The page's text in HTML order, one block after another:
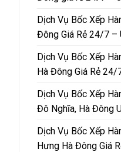
Dịch Vụ Bốc Xếp
Đông Giá Rẻ 24/7 –
Dịch Vụ Bốc Xếp
Hà Đông Giá Rẻ 24/
Dịch Vụ Bốc Xếp
Đô Nghĩa, Hà Đông
Dịch Vụ Bốc Xếp
Hưng Hà Đông Giá